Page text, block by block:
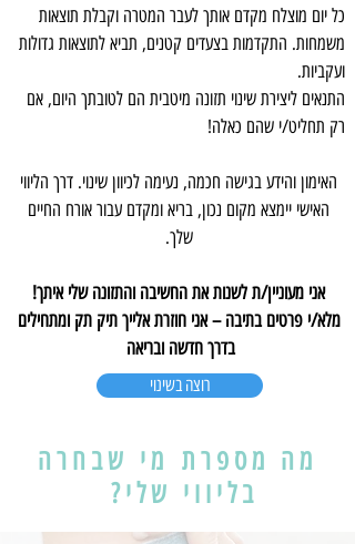
כל יום מוצלח מקדם אותך לעבר המטרה וקבלת תוצאות
משמחות. התקדמות בצעדים קטנים, תביא לתוצאות גדולות
ועקביות.
התנאים ליצירת שינוי תזונה מיטבית הם לטובתך היום, אם
רק תחליט/י שהם כאלה!
האימון והידע בגישה חכמה, נעימה לכיוון שינוי. דרך הליווי
האישי יימצא מקום נכון, בריא ומקדם עבור אורח החיים
שלך.
אני מעוניין/ת לשנות את החשיבה והתזונה שלי איתך!
מלא/י פרטים בתיבה – אני חוזרת אלייך תיק תק ומתחילים
בדרך חדשה ובריאה
רוצה בשינוי
מה מספרת מי שבחרה
בליווי שלי?